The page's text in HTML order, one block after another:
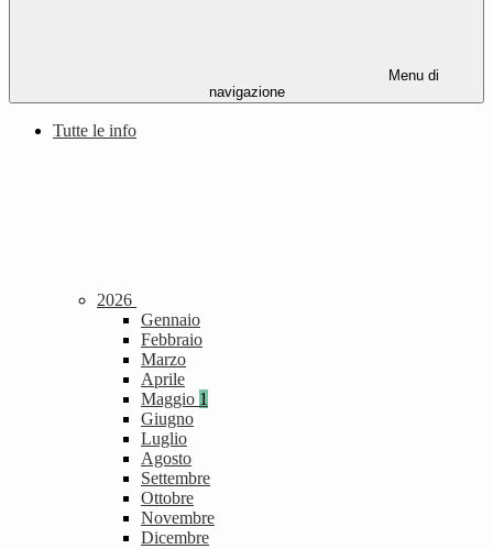
Menu di
navigazione
Tutte le info
2026
Gennaio
Febbraio
Marzo
Aprile
Maggio 1
Giugno
Luglio
Agosto
Settembre
Ottobre
Novembre
Dicembre